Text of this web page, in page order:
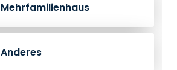
Mehrfamilienhaus
Anderes